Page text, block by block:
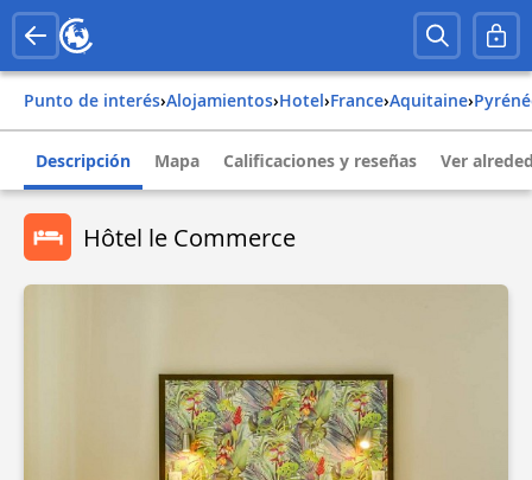
Punto de interés› Alojamientos› Hotel› france› aquitaine›
Descripción Mapa Calificaciones y reseñas Ver
Hôtel le Commerce